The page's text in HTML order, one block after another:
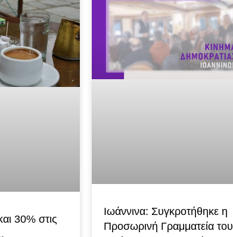
30% στις
Ιωάννινα: Συγκροτήθηκε η
Προσωρινή Γραμματεία του